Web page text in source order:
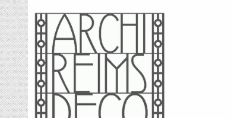
Skip to content